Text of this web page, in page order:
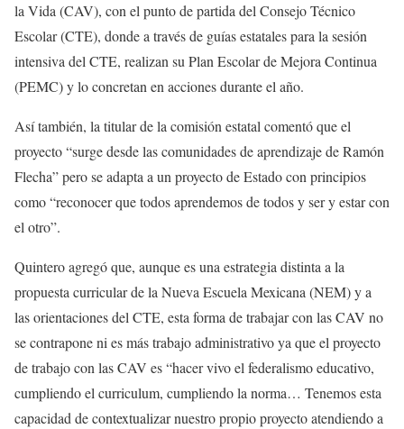
la Vida (CAV), con el punto de partida del Consejo Técnico
Escolar (CTE), donde a través de guías estatales para la sesión
intensiva del CTE, realizan su Plan Escolar de Mejora Continua
(PEMC) y lo concretan en acciones durante el año.
Así también, la titular de la comisión estatal comentó que el
proyecto “surge desde las comunidades de aprendizaje de Ramón
Flecha” pero se adapta a un proyecto de Estado con principios
como “reconocer que todos aprendemos de todos y ser y estar con
el otro”.
Quintero agregó que, aunque es una estrategia distinta a la
propuesta curricular de la Nueva Escuela Mexicana (NEM) y a
las orientaciones del CTE, esta forma de trabajar con las CAV no
se contrapone ni es más trabajo administrativo ya que el proyecto
de trabajo con las CAV es “hacer vivo el federalismo educativo,
cumpliendo el curriculum, cumpliendo la norma… Tenemos esta
capacidad de contextualizar nuestro propio proyecto atendiendo a